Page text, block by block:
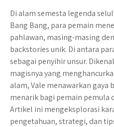
Di alam semesta legenda
Bang Bang, para pemain
pahlawan, masing-masing
backstories unik. Di antara
sebagai penyihir unsur.
magisnya yang
alam, Vale menawarkan gaya
menarik bagi pemain pemula
Artikel ini mengeksplorasi
pengetahuan, strategi, dan